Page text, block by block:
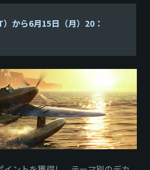
から6月15日（月）20：